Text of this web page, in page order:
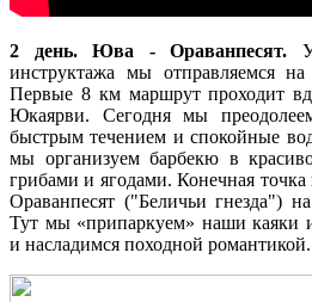
2 день. Юва - Ораванпесят.
инструктажа мы отправляемся
Первые 8 км маршрут проходит
Юкаярви. Сегодня мы
быстрым течением и спокойные
мы организуем барбекю в
грибами и ягодами. Конечная точка
Ораванпесят ("Беличьи гнезда")
Тут мы «припаркуем» наши каяки
и насладимся походной романтикой.